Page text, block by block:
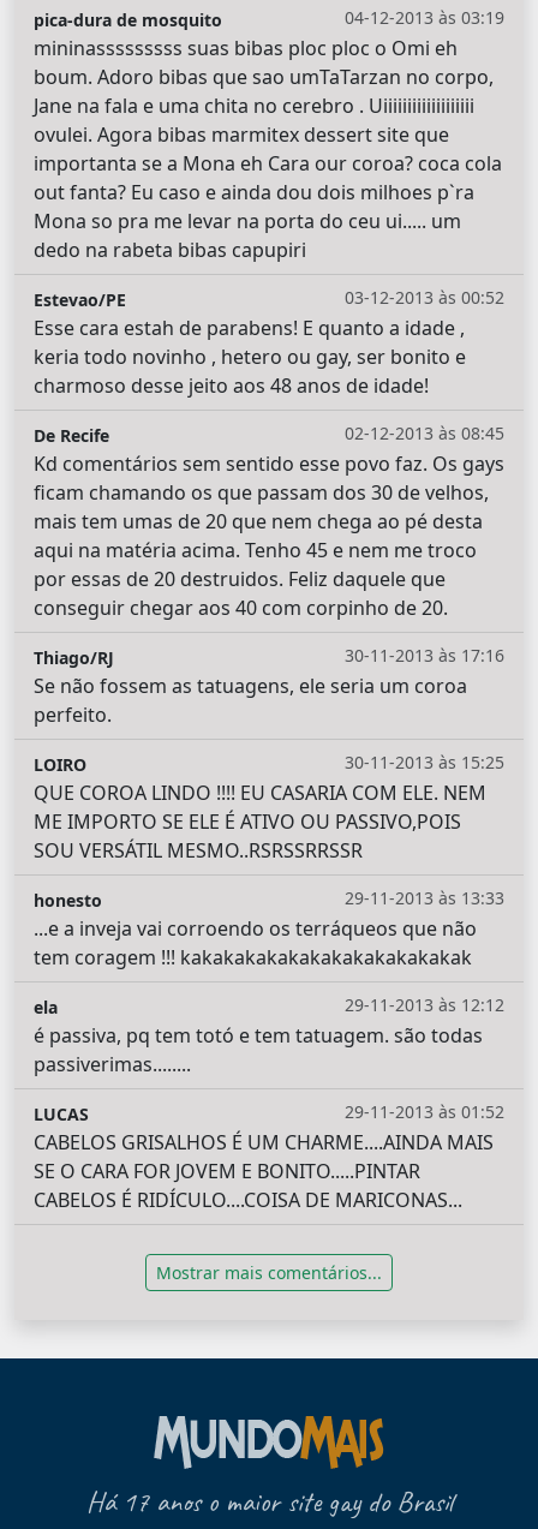
04-12-2013 às 03:19
pica-dura de mosquito
mininasssssssss suas bibas ploc ploc o Omi eh
boum. Adoro bibas que sao umTaTarzan no corpo,
Jane na fala e uma chita no cerebro . Uiiiiiiiiiiiiiiiiiii
ovulei. Agora bibas marmitex dessert site que
importanta se a Mona eh Cara our coroa? coca cola
out fanta? Eu caso e ainda dou dois milhoes p`ra
Mona so pra me levar na porta do ceu ui..... um
dedo na rabeta bibas capupiri
03-12-2013 às 00:52
Estevao/PE
Esse cara estah de parabens! E quanto a idade ,
keria todo novinho , hetero ou gay, ser bonito e
charmoso desse jeito aos 48 anos de idade!
02-12-2013 às 08:45
De Recife
Kd comentários sem sentido esse povo faz. Os gays
ficam chamando os que passam dos 30 de velhos,
mais tem umas de 20 que nem chega ao pé desta
aqui na matéria acima. Tenho 45 e nem me troco
por essas de 20 destruidos. Feliz daquele que
conseguir chegar aos 40 com corpinho de 20.
30-11-2013 às 17:16
Thiago/RJ
Se não fossem as tatuagens, ele seria um coroa
perfeito.
30-11-2013 às 15:25
LOIRO
QUE COROA LINDO !!!! EU CASARIA COM ELE. NEM
ME IMPORTO SE ELE É ATIVO OU PASSIVO,POIS
SOU VERSÁTIL MESMO..RSRSSRRSSR
29-11-2013 às 13:33
honesto
...e a inveja vai corroendo os terráqueos que não
tem coragem !!! kakakakakakakakakakakakakak
29-11-2013 às 12:12
ela
é passiva, pq tem totó e tem tatuagem. são todas
passiverimas........
29-11-2013 às 01:52
LUCAS
CABELOS GRISALHOS É UM CHARME....AINDA MAIS
SE O CARA FOR JOVEM E BONITO.....PINTAR
CABELOS É RIDÍCULO....COISA DE MARICONAS...
Mostrar mais comentários...
Há 17 anos o maior site gay do Brasil